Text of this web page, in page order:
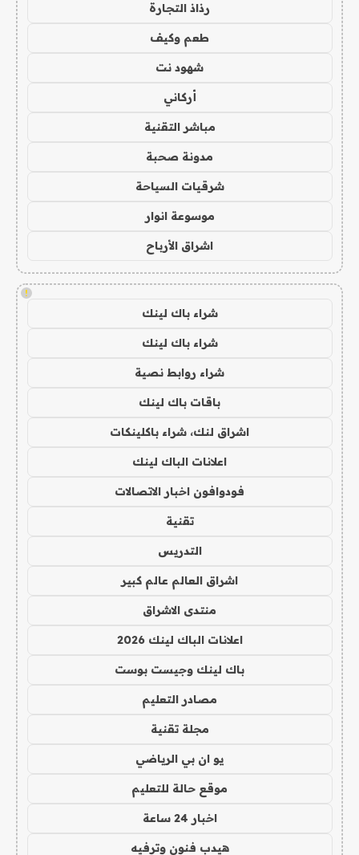
رذاذ التجارة
طعم وكيف
شهود نت
أركاني
مباشر التقنية
مدونة صحبة
شرقيات السياحة
موسوعة انوار
اشراق الأرباح
!
شراء باك لينك
شراء باك لينك
شراء روابط نصية
باقات باك لينك
اشراق لنك، شراء باكلينكات
اعلانات الباك لينك
فودوافون اخبار الاتصالات
تقنية
التدريس
اشراق العالم عالم كبير
منتدى الاشراق
اعلانات الباك لينك 2026
باك لينك وجيست بوست
مصادر التعليم
مجلة تقنية
يو ان بي الرياضي
موقع حالة للتعليم
اخبار 24 ساعة
هيدب فنون وترفيه